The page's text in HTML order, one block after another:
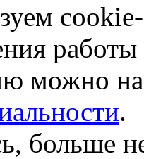
можно
.
больше